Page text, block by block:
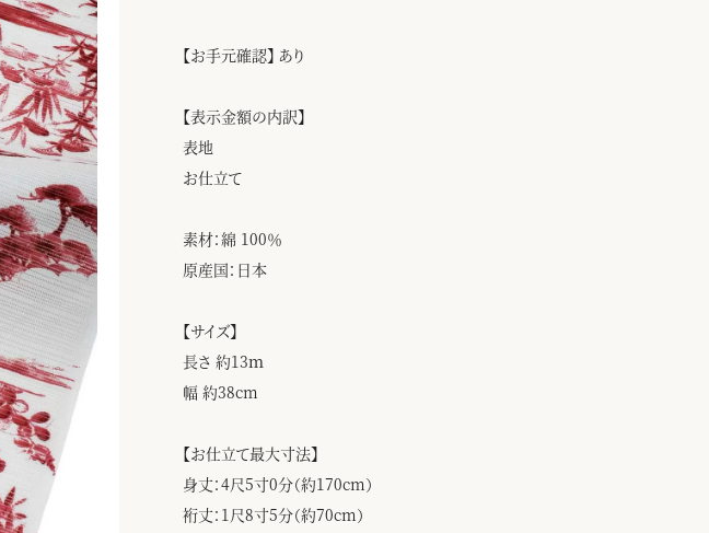
【お手元確認】 あり
【表示金額の内訳】
表地
お仕立て
素材：綿 100％
原産国：日本
【サイズ】
長さ 約13ｍ
幅 約38cm
【お仕立て最大寸法】
身丈：4尺5寸0分（約170cm）
裄丈：1尺8寸5分（約70cm）